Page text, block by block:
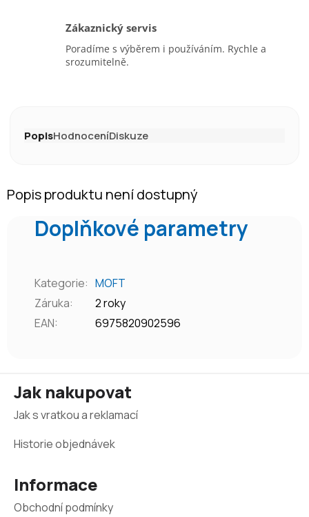
Zákaznický servis
Poradíme s výběrem i používáním. Rychle a
srozumitelně.
PopisHodnoceníDiskuze
Popis produktu není dostupný
Doplňkové parametry
Kategorie: MOFT
Záruka:
2 roky
EAN: 6975820902596
Jak nakupovat
Jak s vratkou a reklamací
Historie objednávek
Informace
Obchodní podmínky